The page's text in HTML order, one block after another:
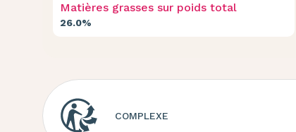
Matières grasses sur poids total
26.0%
COMPLEXE